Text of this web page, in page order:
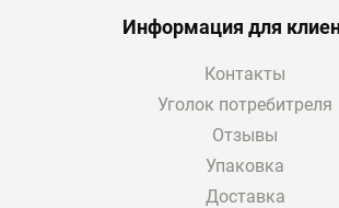
Информация для
Контакты
Уголок потребитреля
Отзывы
Упаковка
Доставка